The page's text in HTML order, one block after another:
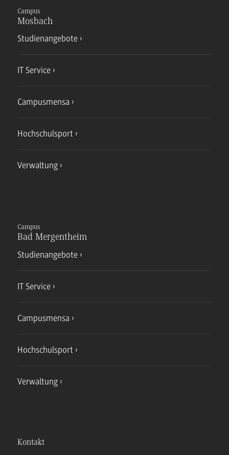
Campus
Mosbach
Studienangebote
IT Service
Campusmensa
Hochschulsport
Verwaltung
Campus
Bad Mergentheim
Studienangebote
IT Service
Campusmensa
Hochschulsport
Verwaltung
Kontakt